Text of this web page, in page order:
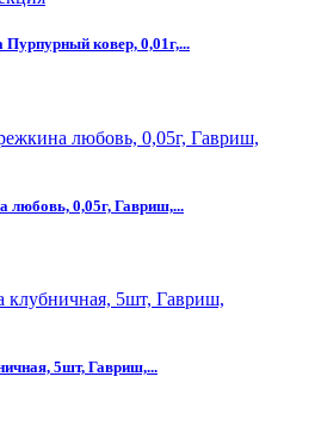
ковер, 0,01г,...
любовь, 0,05г, Гавриш,...
5шт, Гавриш,...